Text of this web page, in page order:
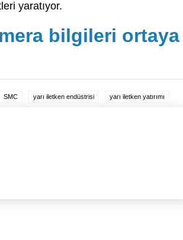
yaratıyor.
bilgileri ortaya
SMC yarı iletken endüstrisi yarı iletken yatırımı